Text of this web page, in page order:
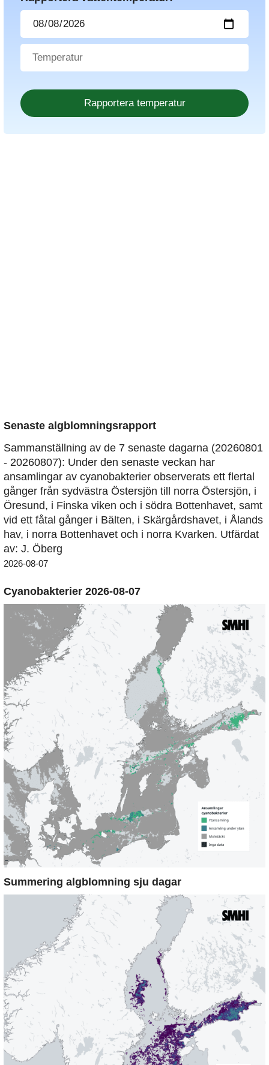
Senaste algblomningsrapport
Sammanställning av de 7 senaste dagarna (20260801
- 20260807): Under den senaste veckan har
ansamlingar av cyanobakterier observerats ett flertal
gånger från sydvästra Östersjön till norra Östersjön, i
Öresund, i Finska viken och i södra Bottenhavet, samt
vid ett fåtal gånger i Bälten, i Skärgårdshavet, i Ålands
hav, i norra Bottenhavet och i norra Kvarken. Utfärdat
av: J. Öberg
2026-08-07
Cyanobakterier 2026-08-07
Summering algblomning sju dagar